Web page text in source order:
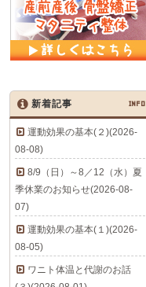
新着記事 INFO
運動効果の基本(２)(2026-
08-08)
8/9（日）～8／12（水）夏
季休業のお知らせ(2026-08-
07)
運動効果の基本(１)(2026-
08-05)
ワニト体温と代謝のお話